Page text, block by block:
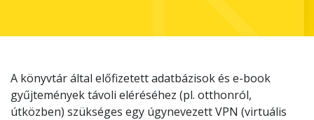
A könyvtár által előfizetett adatbázisok és e-book
gyűjtemények távoli eléréséhez (pl. otthonról,
útközben) szükséges egy úgynevezett VPN (virtuális